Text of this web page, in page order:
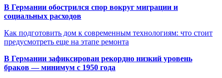
В Германии обострился спор вокруг миграции и
социальных расходов
Как подготовить дом к современным технологиям: что стоит
предусмотреть еще на этапе ремонта
В Германии зафиксирован рекордно низкий уровень
браков — минимум с 1950 года